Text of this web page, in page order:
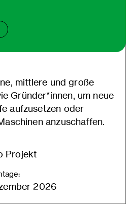
mittlere und große
Gründer*innen, um neue
aufzusetzen oder
anzuschaffen.
Projekt
2026